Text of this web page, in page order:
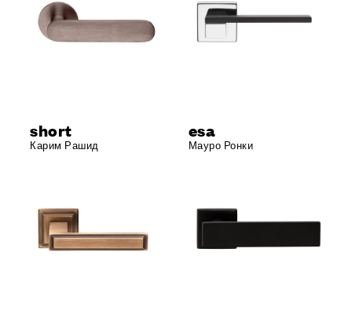
short
Карим Рашид
esa
Мауро Ронки